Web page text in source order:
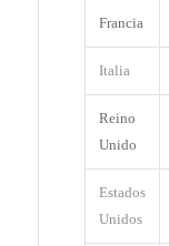
Francia
Italia
Reino
Unido
Estados
Unidos